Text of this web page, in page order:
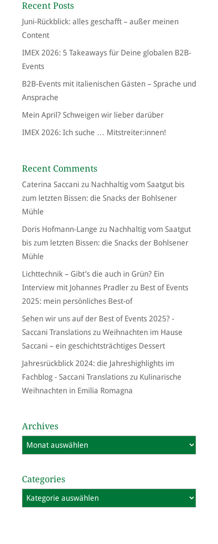
Recent Posts
Juni-Rückblick: alles geschafft – außer meinen
Content
IMEX 2026: 5 Takeaways für Deine globalen B2B-
Events
B2B-Events mit italienischen Gästen – Sprache und
Ansprache
Mein April? Schweigen wir lieber darüber
IMEX 2026: Ich suche … Mitstreiter:innen!
Recent Comments
Caterina Saccani zu Nachhaltig vom Saatgut bis
zum letzten Bissen: die Snacks der Bohlsener
Mühle
Doris Hofmann-Lange zu Nachhaltig vom Saatgut
bis zum letzten Bissen: die Snacks der Bohlsener
Mühle
Lichttechnik – Gibt’s die auch in Grün? Ein
Interview mit Johannes Pradlerzu Best of Events
2025: mein persönliches Best-of
Sehen wir uns auf der Best of Events 2025? -
Saccani Translationszu Weihnachten im Hause
Saccani – ein geschichtsträchtiges Dessert
Jahresrückblick 2024: die Jahreshighlights im
Fachblog - Saccani Translationszu Kulinarische
Weihnachten in Emilia Romagna
Archives
Archives
Categories
Categories